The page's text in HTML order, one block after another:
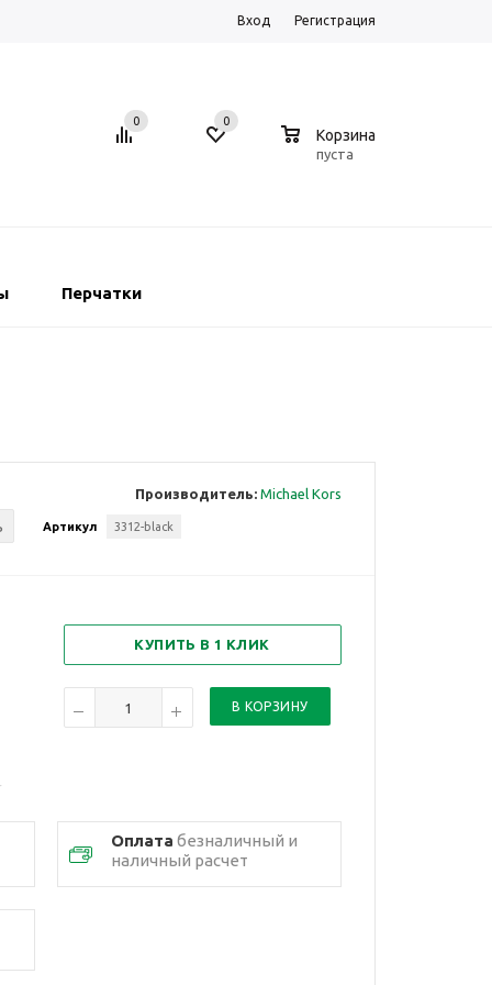
Вход Регистрация
0 0
Корзина
пуста
Перчатки
Производитель: Michael Kors
Артикул 3312-black
КУПИТЬ В 1 КЛИК
Оплата безналичный и
наличный расчет